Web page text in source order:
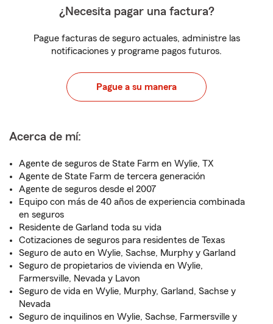
¿Necesita pagar una factura?
Pague facturas de seguro actuales, administre las
notificaciones y programe pagos futuros.
Pague a su manera
Acerca de mí:
Agente de seguros de State Farm en Wylie, TX
Agente de State Farm de tercera generación
Agente de seguros desde el 2007
Equipo con más de 40 años de experiencia combinada
en seguros
Residente de Garland toda su vida
Cotizaciones de seguros para residentes de Texas
Seguro de auto en Wylie, Sachse, Murphy y Garland
Seguro de propietarios de vivienda en Wylie,
Farmersville, Nevada y Lavon
Seguro de vida en Wylie, Murphy, Garland, Sachse y
Nevada
Seguro de inquilinos en Wylie, Sachse, Farmersville y